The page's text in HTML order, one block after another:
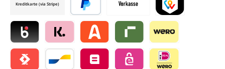
Vorkasse TWINT by mollie
Blik by mollieKlarna by mollieAlma by mollieRiverty by mollie
Wero
Kreditkarte (via Stripe)
Später bezahlen